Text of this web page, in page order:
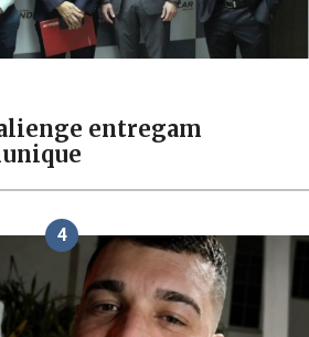
entregam
4